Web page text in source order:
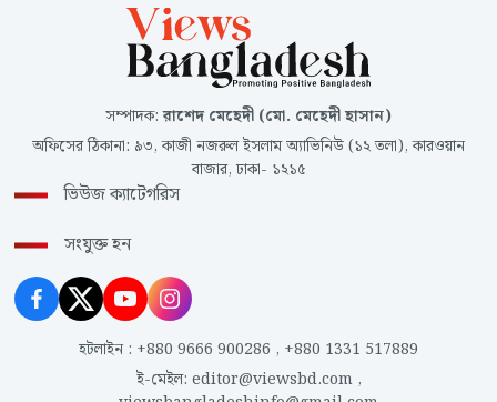
সম্পাদক:রাশেদ মেহেদী (মো. মেহেদী হাসান)
অফিসের ঠিকানা: ৯৩, কাজী নজরুল ইসলাম অ্যাভিনিউ (১২ তলা), কারওয়ান
বাজার, ঢাকা- ১২১৫
ভিউজ ক্যাটেগরিস
সংযুক্ত হন
হটলাইন : +880 9666 900286 , +880 1331 517889
ই-মেইল: editor@viewsbd.com,